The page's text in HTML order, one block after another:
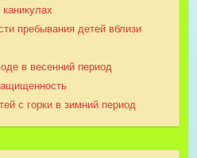
пребывания детей вблизи
в весенний период
с горки в зимний период